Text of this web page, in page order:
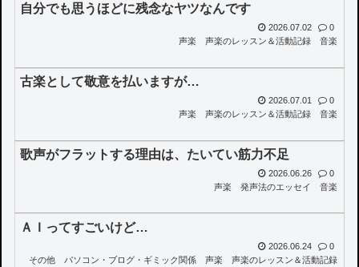
自分でも思うほどに残念なヤツなんです
2026.07.02
0
声楽
声楽のレッスン＆活動記録 音楽
古楽として敬意を払いますが…
2026.07.01
0
声楽
声楽のレッスン＆活動記録 音楽
歌声がフラットする理由は、たいてい筋力不足
2026.06.26
0
声楽
発声法のエッセイ 音楽
ＡＩってすごいけど…
2026.06.24
0
その他
パソコン・ブログ・ギミック関係 声楽
声楽のレッスン＆活動記録